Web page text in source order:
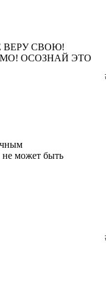
ВЕРУ СВОЮ!
ОСОЗНАЙ ЭТО
не может быть